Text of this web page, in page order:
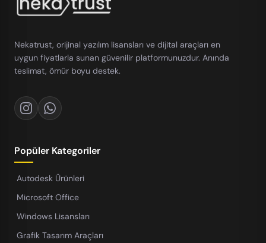
Nekatrust, orijinal yazılım lisansları ve dijital araçları en
uygun fiyatlarla sunan güvenilir platformunuzdur. Anında
teslimat, ömür boyu destek.
Popüler Kategoriler
Autodesk Ürünleri
Microsoft Office
Windows Lisansları
Grafik Tasarım Araçları